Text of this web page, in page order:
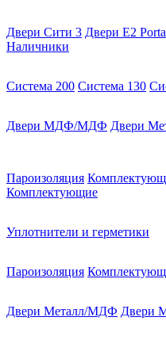
Двери Сити 3 Двери E2
Наличники
Система 200 Система 130
Двери МДФ/МДФ Двери
Пароизоляция
Комплектующие
Уплотнители и герметики
Пароизоляция
Двери Металл/МДФ Двери